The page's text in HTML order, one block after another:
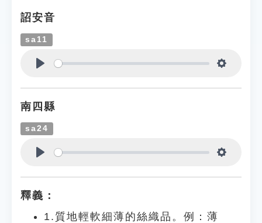
詔安音
sa11
南四縣
sa24
釋義：
1.質地輕軟細薄的絲織品。例：薄